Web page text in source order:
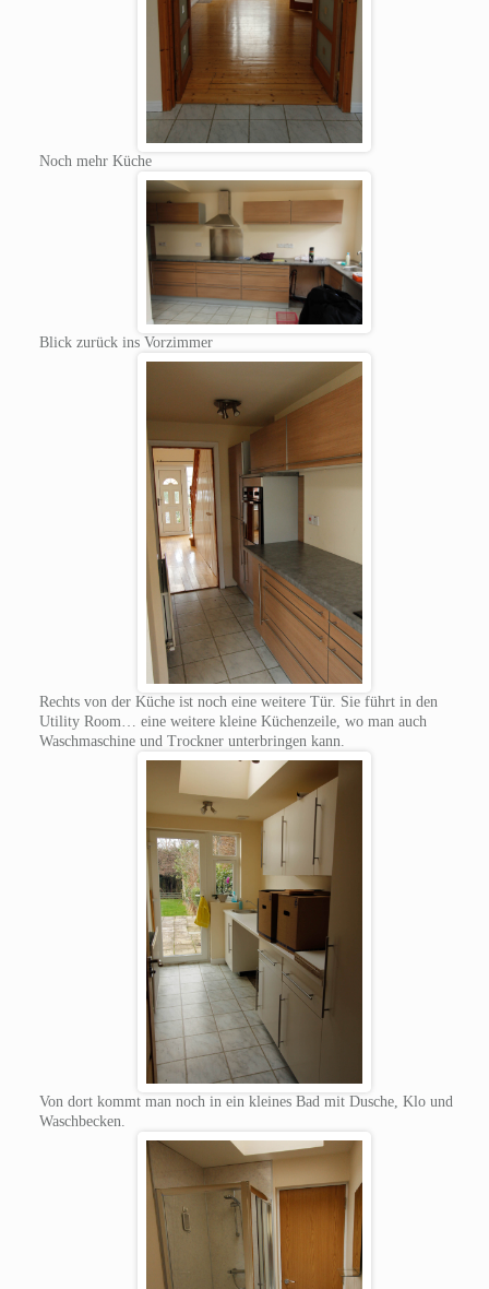
Noch mehr Küche
Blick zurück ins Vorzimmer
Rechts von der Küche ist noch eine weitere Tür. Sie führt in den
Utility Room… eine weitere kleine Küchenzeile, wo man auch
Waschmaschine und Trockner unterbringen kann.
Von dort kommt man noch in ein kleines Bad mit Dusche, Klo und
Waschbecken.